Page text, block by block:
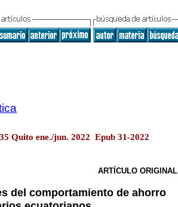
Quito ene./jun. 2022 Epub 31-2022
ARTÍCULO ORIGINAL
del comportamiento de ahorro